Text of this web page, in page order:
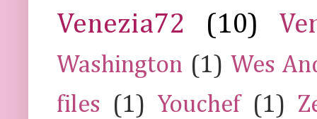
Venezia72 (10)
Washington (1) Wes
files
(1) Youchef (1)